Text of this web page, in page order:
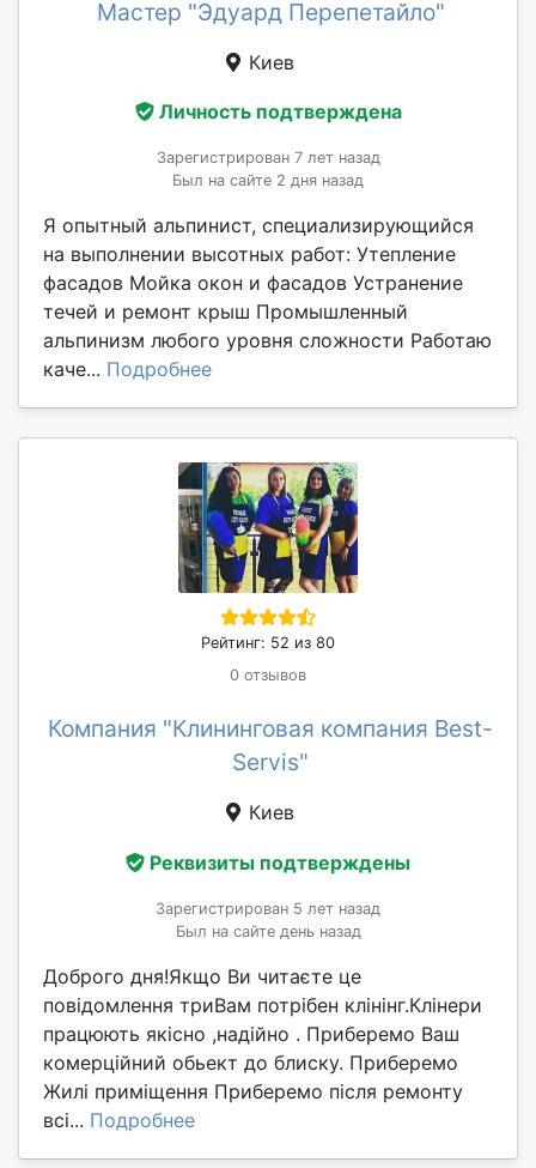
Мастер "Эдуард Перепетайло"
Киев
Личность подтверждена
Зарегистрирован 7 лет назад
Был на сайте 2 дня назад
Я опытный альпинист, специализирующийся
на выполнении высотных работ: Утепление
фасадов Мойка окон и фасадов Устранение
течей и ремонт крыш Промышленный
альпинизм любого уровня сложности Работаю
каче... Подробнее
Рейтинг: 52 из 80
0 отзывов
Компания "Клининговая компания Best-
Servis"
Киев
Реквизиты подтверждены
Зарегистрирован 5 лет назад
Был на сайте день назад
Доброго дня!Якщо Ви читаєте це
повідомлення триВам потрібен клінінг.Клінери
працюють якісно ,надійно . Приберемо Ваш
комерційний обьект до блиску. Приберемо
Жилі приміщення Приберемо після ремонту
всі... Подробнее